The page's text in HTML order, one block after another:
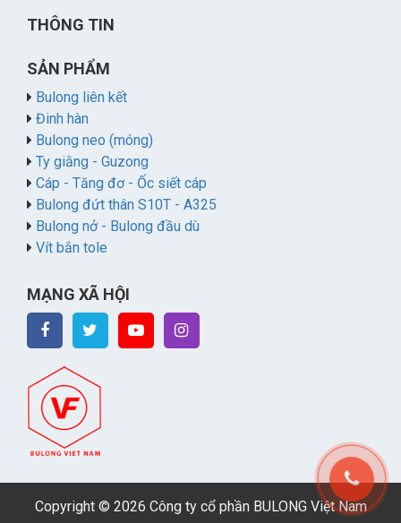
THÔNG TIN
SẢN PHẨM
Bulong liên kết
Đinh hàn
Bulong neo (móng)
Ty giằng - Guzong
Cáp - Tăng đơ - Ốc siết cáp
Bulong đứt thân S10T - A325
Bulong nở - Bulong đầu dù
Vít bắn tole
MẠNG XÃ HỘI
Copyright © 2026 Công ty cổ phần BULONG Việt Nam